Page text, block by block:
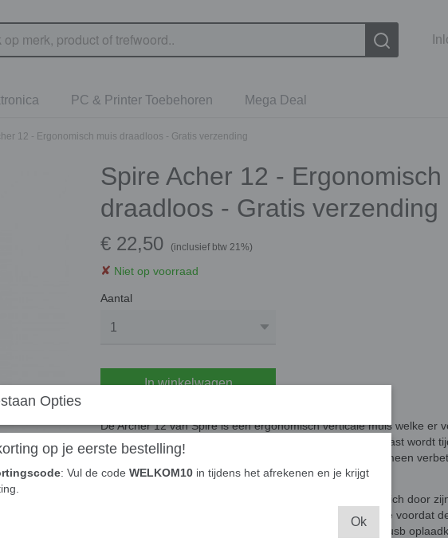
PC & Printer Toebehoren Mega Deal
12 - Ergonomisch muis draadloos - Gratis verzending
Spire Acher 12 - Ergonomisch
draadloos - Gratis verzending
€ 22,50 (inclusief btw 21%)
✘ Niet op voorraad
Aantal
In winkelwagen
De Archer 12 van Spire is een ergonomisch verticale muis welke er
de pols, onder arm niet gedraaid zijn en de schouder ontlast wordt
zorgt deze anti-rsimuis er voor dat zithouding in zijn algemeen
klachten voorkomen worden of verbeteren.
De Archer 12 draadloze ergonomisch muis onderscheid zich door
accu. Bij normaal gebruik gaat de accu wel 50 dagen mee voordat
worden. Dit kan met behulp van de meegeleverde micro-usb
Opties
op je eerste bestelling!
: Vul de code WELKOM10 in tijdens het afrekenen en je krijgt
Ok